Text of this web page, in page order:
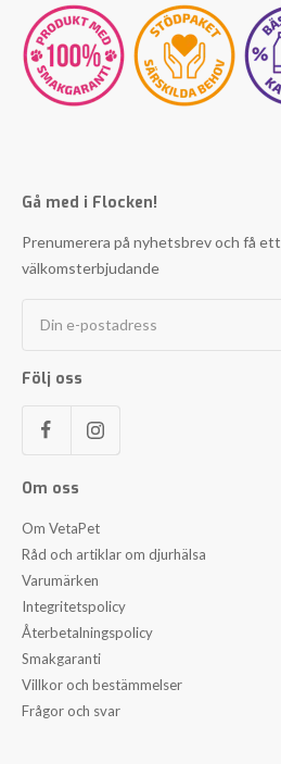
Gå med i Flocken!
Prenumerera på nyhetsbrev och få ett
välkomsterbjudande
Din e-postadress
Följ oss
Om oss
Om VetaPet
Råd och artiklar om djurhälsa
Varumärken
Integritetspolicy
Återbetalningspolicy
Smakgaranti
Villkor och bestämmelser
Frågor och svar